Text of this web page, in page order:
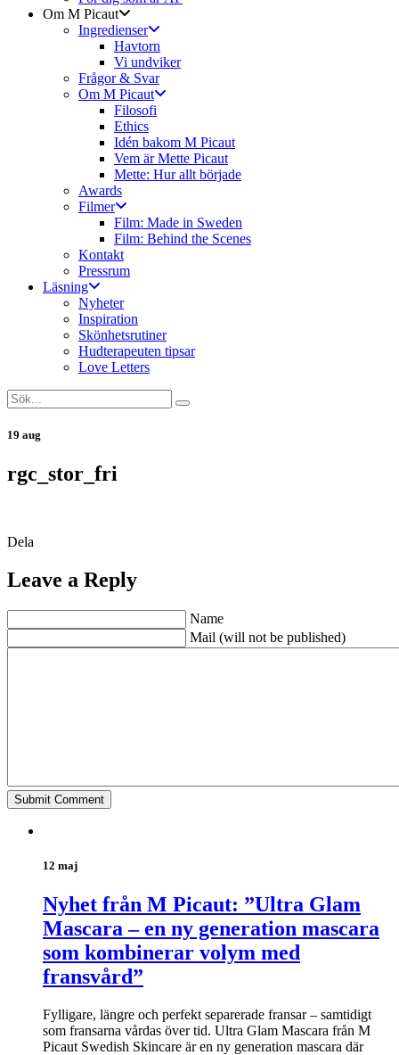
Om M Picaut
Ingredienser
Havtorn
Vi undviker
Frågor & Svar
Om M Picaut
Filosofi
Ethics
Idén bakom M Picaut
Vem är Mette Picaut
Mette: Hur allt började
Awards
Filmer
Film: Made in Sweden
Film: Behind the Scenes
Kontakt
Pressrum
Läsning
Nyheter
Inspiration
Skönhetsrutiner
Hudterapeuten tipsar
Love Letters
19 aug
rgc_stor_fri
Dela
Leave a Reply
Name
Mail (will not be published)
12 maj
Nyhet från M Picaut: ”Ultra Glam
Mascara – en ny generation mascara
som kombinerar volym med
fransvård”
Fylligare, längre och perfekt separerade fransar – samtidigt
som fransarna vårdas över tid. Ultra Glam Mascara från M
Picaut Swedish Skincare är en ny generation mascara där